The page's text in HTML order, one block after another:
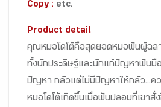
Copy : etc.
Product detail
คุณหมอโดโต้คือสุดยอดหมอฟันผู้ฉลา
ทั้งนักประดิษฐ์และนักแก้ปัญหาฟันมือ
ปัญหา กลัวแต่ไม่มีปัญหาให้กลัว...ค
หมอโดโต้เกิดขึ้นเมื่อฟันปลอมที่เขาสั่